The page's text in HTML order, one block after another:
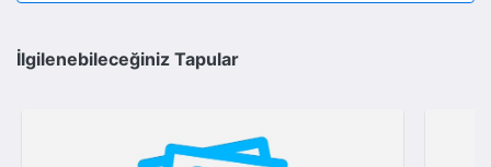
İlgilenebileceğiniz Tapular